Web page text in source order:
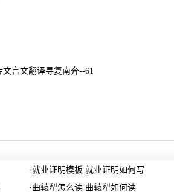
言文翻译寻复南奔--61
·就业证明模板 就业证明如何写
· 曲辕犁怎么读 曲辕犁如何读